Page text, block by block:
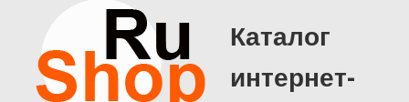
Каталог
интернет-